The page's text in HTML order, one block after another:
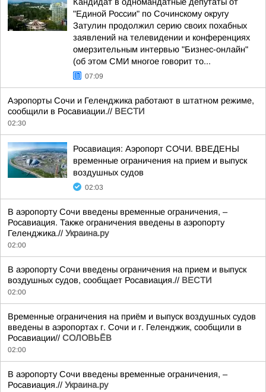
"Единой России" по Сочинскому округу
Затулин продолжил серию своих похабных
заявлений на телевидении и конференциях
омерзительным интервью "Бизнес-онлайн"
(об этом СМИ многое говорит то...
07:09
Аэропорты Сочи и Геленджика работают в штатном режиме,
сообщили в Росавиации.// ВЕСТИ
02:30
Росавиация: Аэропорт СОЧИ. ВВЕДЕНЫ
временные ограничения на прием и выпуск
воздушных судов
02:03
В аэропорту Сочи введены временные ограничения, –
Росавиация. Также ограничения введены в аэропорту
Геленджика.// Украина.ру
02:00
В аэропорту Сочи введены ограничения на прием и выпуск
воздушных судов, сообщает Росавиация.// ВЕСТИ
02:00
Временные ограничения на приём и выпуск воздушных судов
введены в аэропортах г. Сочи и г. Геленджик, сообщили в
Росавиации// СОЛОВЬЁВ
02:00
В аэропорту Сочи введены временные ограничения, –
Росавиация.// Украина.ру